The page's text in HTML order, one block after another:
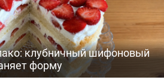
клубничный шифоновый
форму